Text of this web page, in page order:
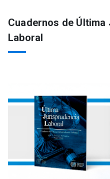
Cuadernos de
Laboral